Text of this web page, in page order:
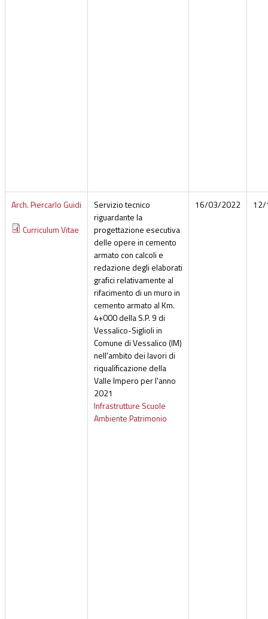
Arch. Piercarlo Guidi
Curriculum Vitae
Servizio tecnico
riguardante la
progettazione esecutiva
delle opere in cemento
armato con calcoli e
redazione degli elaborati
grafici relativamente al
rifacimento di un muro in
cemento armato al Km.
4+000 della S.P. 9 di
Vessalico-Siglioli in
Comune di Vessalico (IM)
nell'ambito dei lavori di
riqualificazione della
Valle Impero per l'anno
2021
Infrastrutture Scuole
Ambiente Patrimonio
16/03/2022